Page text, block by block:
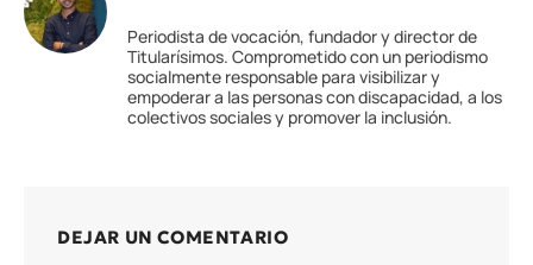
Periodista de vocación, fundador y director de
Titularísimos. Comprometido con un periodismo
socialmente responsable para visibilizar y
empoderar a las personas con discapacidad, a los
colectivos sociales y promover la inclusión.
DEJAR UN COMENTARIO